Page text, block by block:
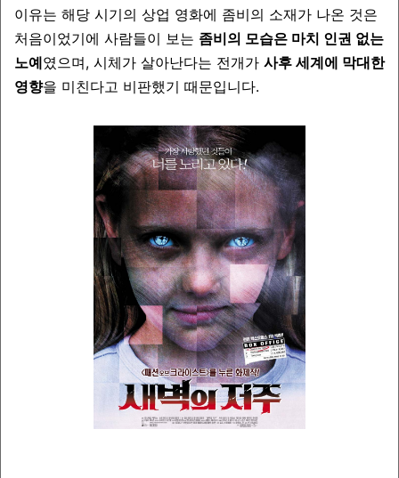
이유는 해당 시기의 상업 영화에 좀비의 소재가 나온 것은
처음이었기에 사람들이 보는 좀비의 모습은 마치 인권 없는
노예였으며, 시체가 살아난다는 전개가 사후 세계에 막대한
영향을 미친다고 비판했기 때문입니다.